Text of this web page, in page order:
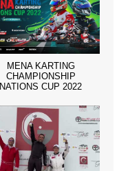
MENA KARTING
CHAMPIONSHIP
NATIONS CUP 2022